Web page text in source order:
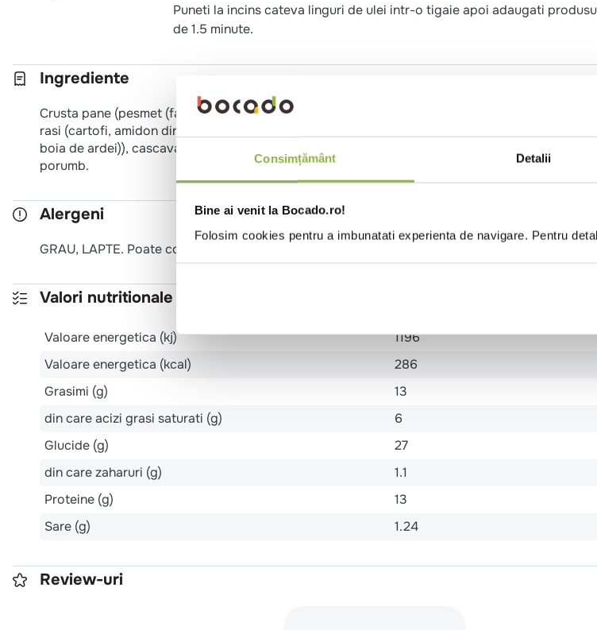
Consimțământ Detalii
Bine ai venit la Bocado.ro!
Folosim cookies pentru a imbunatati experienta de navigare. Pentru
Puneti la incins cateva linguri de ulei intr-o tigaie apoi adaugati
de 1.5 minute.
Ingrediente
Crusta pane (pesmet (faina de GRAU, sare, drojdie, colorant (extract de boia de ardei)), apa,
rasi (cartofi, amidon din cartofi, conservant (metabisulfit de sodiu)), sare, amestec de ardei
boia de ardei)), cascaval trapist (35%), (LAPTE, sare, culturi lactice, cheag), apa, ulei de floarea
porumb.
Alergeni
GRAU, LAPTE. Poate contine urme de: SOIA, OUA, TELINA, MUSTAR, SEMINTE SUSAN
Valori nutritionale 100g
Valoare energetica (kj)
1196
Valoare energetica (kcal)
286
Grasimi (g)
13
din care acizi grasi saturati (g)
6
Glucide (g)
27
din care zaharuri (g)
1.1
Proteine (g)
13
Sare (g)
1.24
Review-uri